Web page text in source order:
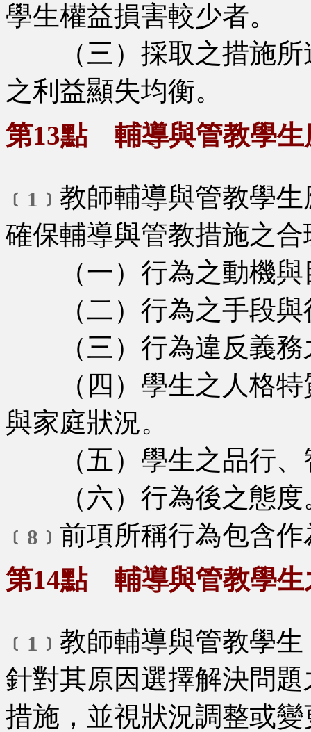
學生權益損害較少者。
（三）採取之措施所
之利益顯失均衡。
第13點 輔導與管教學生
﹝1﹞ 教師輔導與管教學
確保輔導與管教措施之
（一）行為之動機與
（二）行為之手段與
（三）行為違反義務
（四）學生之人格特
與家庭狀況。
（五）學生之品行、
（六）行為後之態度
﹝8﹞ 前項所稱行為包含
第14點 輔導與管教學生
﹝1﹞ 教師輔導與管教學
針對其原因選擇解決問
措施，並視狀況調整或變